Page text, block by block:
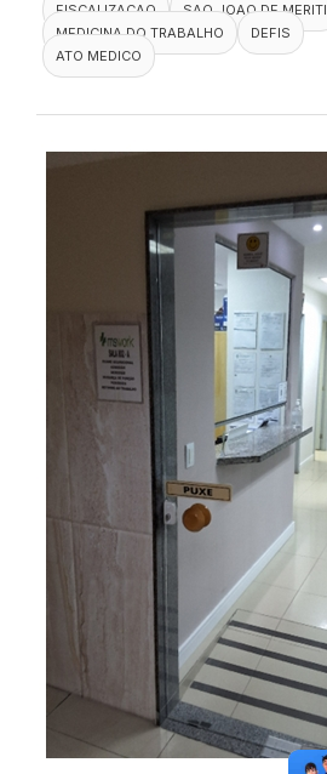
FISCALIZACAO
SAO JOAO DE MERITI
MEDICINA DO TRABALHO
DEFIS
ATO MEDICO